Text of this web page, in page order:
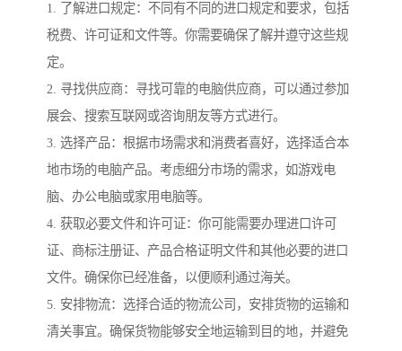
1. 了解进口规定：不同有不同的进口规定和要求，包括
税费、许可证和文件等。你需要确保了解并遵守这些规
定。
2. 寻找供应商：寻找可靠的电脑供应商，可以通过参加
展会、搜索互联网或咨询朋友等方式进行。
3. 选择产品：根据市场需求和消费者喜好，选择适合本
地市场的电脑产品。考虑细分市场的需求，如游戏电
脑、办公电脑或家用电脑等。
4. 获取必要文件和许可证：你可能需要办理进口许可
证、商标注册证、产品合格证明文件和其他必要的进口
文件。确保你已经准备，以便顺利通过海关。
5. 安排物流：选择合适的物流公司，安排货物的运输和
清关事宜。确保货物能够安全地运输到目的地，并避免